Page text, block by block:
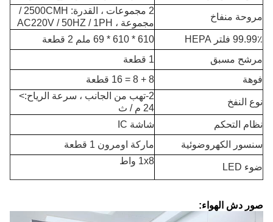
مروحة منفاخ
2 مجموعات ، القدرة: 2500CMH /
مجموعة ، AC220V / 50HZ / 1PH
99.99٪ فلتر HEPA
610 * 610 * 69 ملم 2 قطعة
مرشح مسبق
1 قطعة
فوهة
8 + 8 = 16 قطعة
نوع النفخ
2-تهب من الجانب ، سرعة الرياح:>
24 م / ث
نظام التحكم
شاشة IC
سنسور الكهروضوئية
ماركة اومرون 1 قطعة
ضوء LED
1x8 واط
صور دش الهواء: